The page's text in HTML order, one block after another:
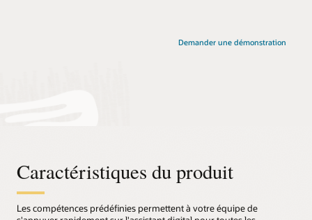
Demander une démonstration
Caractéristiques du produit
Les compétences prédéfinies permettent à votre équipe de